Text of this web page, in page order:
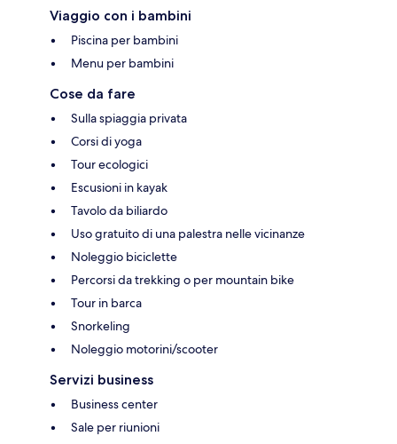
Viaggio con i bambini
Piscina per bambini
Menu per bambini
Cose da fare
Sulla spiaggia privata
Corsi di yoga
Tour ecologici
Escusioni in kayak
Tavolo da biliardo
Uso gratuito di una palestra nelle vicinanze
Noleggio biciclette
Percorsi da trekking o per mountain bike
Tour in barca
Snorkeling
Noleggio motorini/scooter
Servizi business
Business center
Sale per riunioni